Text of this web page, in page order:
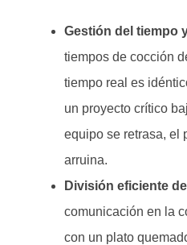
Gestión del tiempo
tiempos de cocción
tiempo real es
un proyecto crítico
equipo se retrasa, el
arruina.
División eficiente
comunicación en la
con un plato